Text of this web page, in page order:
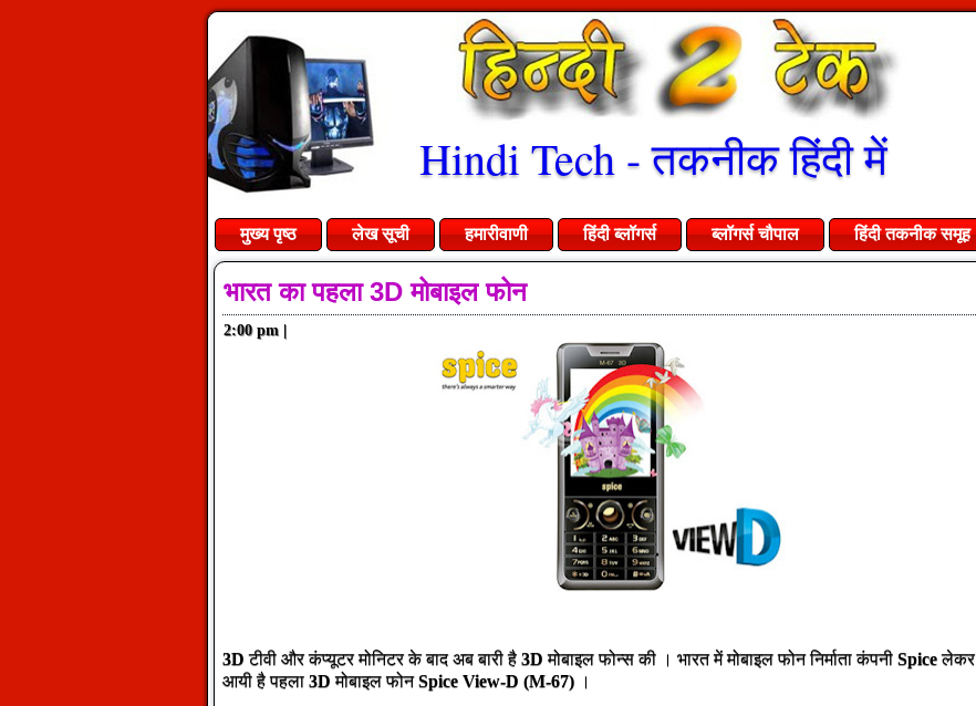
Hindi Tech - तकनीक हिंदी में
मुख्य पृष्ठ लेख सूची हमारीवाणी हिंदी ब्लॉगर्स ब्लॉगर्स चौपाल हिंदी तकनीक समूह
भारत का पहला 3D मोबाइल फोन
2:00 pm |
3D टीवी और कंप्यूटर मोनिटर के बाद अब बारी है 3D मोबाइल फोन्स की । भारत में मोबाइल फोन निर्माता कंपनी Spiceलेकर
आयी है पहला 3Dमोबाइल फोनSpice View-D (M-67) ।